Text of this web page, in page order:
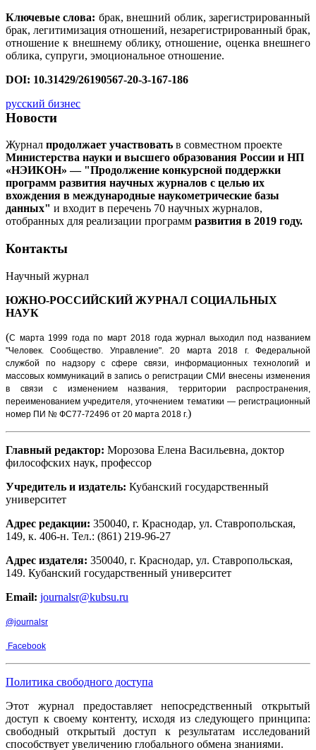
Ключевые слова: брак, внешний облик, зарегистрированный
брак, легитимизация отношений, незарегистрированный брак,
отношение к внешнему облику, отношение, оценка внешнего
облика, супруги, эмоциональное отношение.
DOI: 10.31429/26190567-20-3-167-186
русский бизнес
Новости
Журнал продолжает участвовать в совместном проекте
Министерства науки и высшего образования России и НП
«НЭИКОН» — "Продолжение конкурсной поддержки
программ развития научных журналов с целью их
вхождения в международные наукометрические базы
данных" и входит в перечень 70 научных журналов,
отобранных для реализации программ развития в 2019 году.
Контакты
Научный журнал
ЮЖНО-РОССИЙСКИЙ ЖУРНАЛ СОЦИАЛЬНЫХ
НАУК
(С марта 1999 года по март 2018 года журнал выходил под названием
"Человек. Сообщество. Управление".20 марта 2018 г. Федеральной
службой по надзору с сфере связи, информационных технологий и
массовых коммуникаций в запись о регистрации СМИ внесены изменения
в связи с изменением названия, территории распространения,
переименованием учредителя, уточнением тематики — регистрационный
номер ПИ № ФС77-72496 от 20 марта 2018 г.)
Главный редактор: Морозова Елена Васильевна, доктор
философских наук, профессор
Учредитель и издатель: Кубанский государственный
университет
Адрес редакции: 350040, г. Краснодар, ул. Ставропольская,
149, к. 406-н. Тел.: (861) 219-96-27
Адрес издателя: 350040, г. Краснодар, ул. Ставропольская,
149. Кубанский государственный университет
Email: journalsr@kubsu.ru
@journalsr
Facebook
Политика свободного доступа
Этот журнал предоставляет непосредственный открытый
доступ к своему контенту, исходя из следующего принципа:
свободный открытый доступ к результатам исследований
способствует увеличению глобального обмена знаниями.